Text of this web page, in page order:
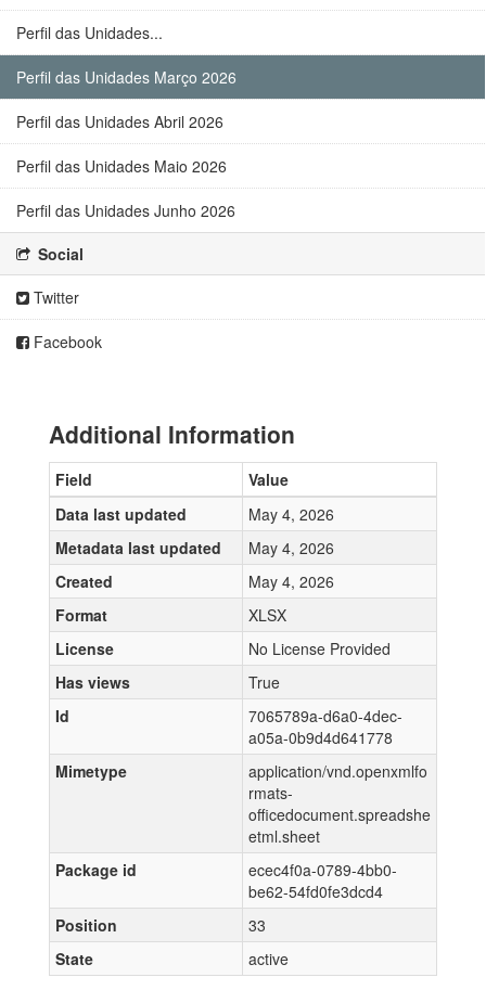
Perfil das Unidades...
Perfil das Unidades Março 2026
Perfil das Unidades Abril 2026
Perfil das Unidades Maio 2026
Perfil das Unidades Junho 2026
Social
Twitter
Facebook
Additional Information
Field
Value
Data last updated
May 4, 2026
Metadata last updated
May 4, 2026
Created
May 4, 2026
Format
XLSX
License
No License Provided
Has views
True
Id
7065789a-d6a0-4dec-
a05a-0b9d4d641778
Mimetype
application/vnd.openxmlfo
rmats-
officedocument.spreadshe
etml.sheet
Package id
ecec4f0a-0789-4bb0-
be62-54fd0fe3dcd4
Position
33
State
active